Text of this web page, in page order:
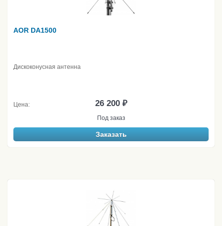
AOR DA1500
Дискоконусная антенна
Цена: 26 200 ₽
Под заказ
Заказать